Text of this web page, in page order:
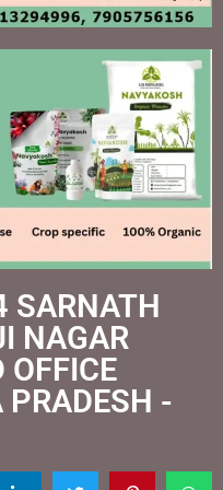
SARNATH
NAGAR
OFFICE
-